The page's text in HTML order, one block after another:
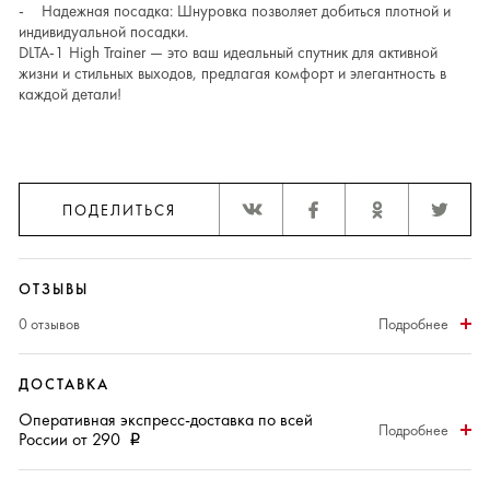
- Надежная посадка: Шнуровка позволяет добиться плотной и
индивидуальной посадки.
DLTA-1 High Trainer — это ваш идеальный спутник для активной
жизни и стильных выходов, предлагая комфорт и элегантность в
каждой детали!
ПОДЕЛИТЬСЯ
ОТЗЫВЫ
0 отзывов
Подробнее
ДОСТАВКА
Оперативная экспресс-доставка по всей
России от 290 i
Подробнее